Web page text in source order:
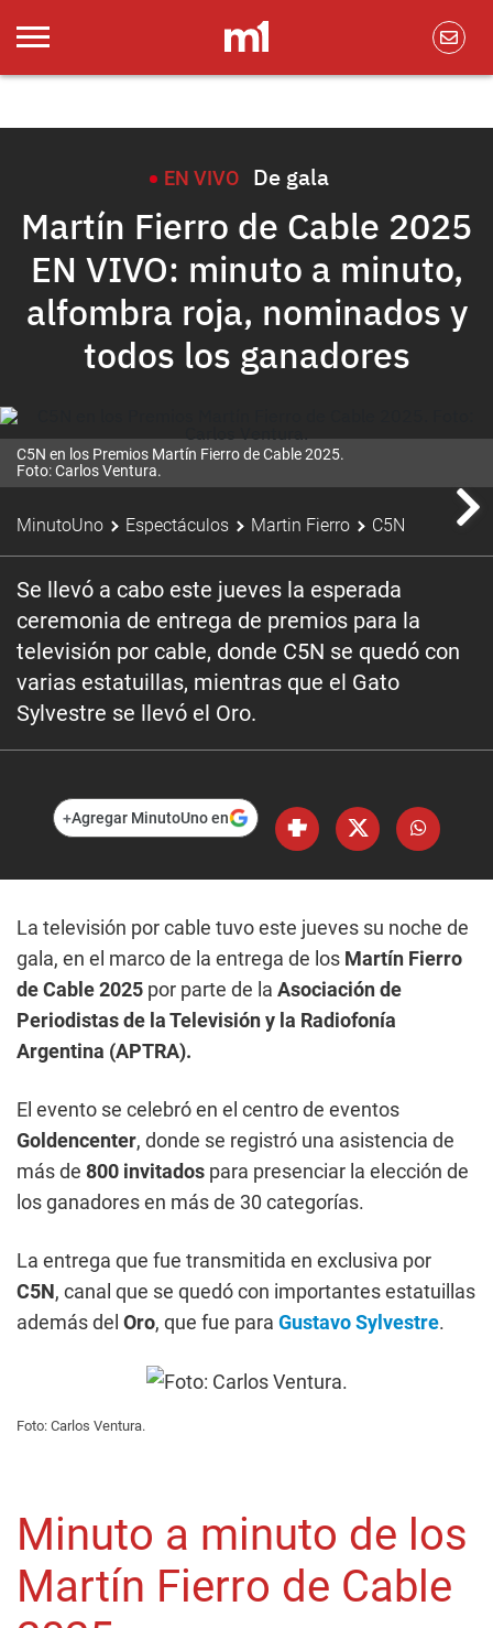
EN VIVO De gala
Martín Fierro de Cable 2025
EN VIVO: minuto a minuto,
alfombra roja, nominados y
todos los ganadores
C5N en los Premios Martín Fierro de Cable 2025.
Foto: Carlos Ventura.
MinutoUno Espectáculos Martin Fierro C5N
Se llevó a cabo este jueves la esperada
ceremonia de entrega de premios para la
televisión por cable, donde C5N se quedó con
varias estatuillas, mientras que el Gato
Sylvestre se llevó el Oro.
+Agregar MinutoUno en
La televisión por cable tuvo este jueves su noche de
gala, en el marco de la entrega de los Martín Fierro
de Cable 2025 por parte de la Asociación de
Periodistas de la Televisión y la Radiofonía
Argentina (APTRA).
El evento se celebró en el centro de eventos
Goldencenter, donde se registró una asistencia de
más de 800 invitados para presenciar la elección de
los ganadores en más de 30 categorías.
La entrega que fue transmitida en exclusiva por
C5N, canal que se quedó con importantes estatuillas
además del Oro, que fue para Gustavo Sylvestre.
Foto: Carlos Ventura.
Minuto a minuto de los
Martín Fierro de Cable